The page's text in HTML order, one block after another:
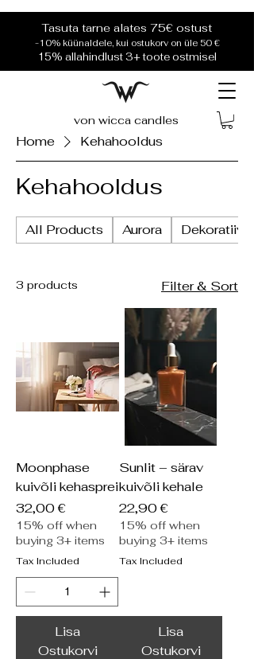
von wicca candles
Tasuta tarne alates 75€ ostust
-10% küünaldele, kui ostukorv on üle 50 €
15% allahindlust 3+ toote ostmisel
Home Kehahooldus
Kehahooldus
All Products Aurora
3 products Filter & Sort
Moonphase
kuivõli kehasprei
Price
32,00 €
15% off when
buying 3+ items
Tax Included
Lisa
Ostukorvi
Sunlit – särav
kuivõli kehale
Price
22,90 €
15% off when
buying 3+ items
Tax Included
Lisa
Ostukorvi